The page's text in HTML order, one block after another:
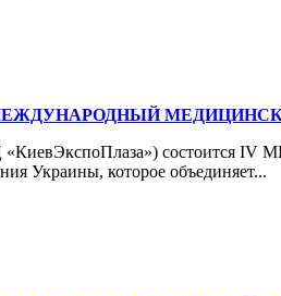
«КиевЭкспоПлаза»)
Украины, которое объединяет...